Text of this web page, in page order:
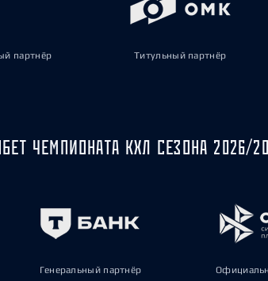
партнёр Титульный партнёр
ЧЕМПИОНАТА КХЛ СЕЗОНА 2026/
Генеральный партнёр